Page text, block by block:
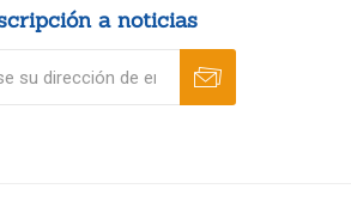
a noticias